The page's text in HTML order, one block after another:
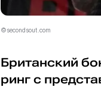
©secondsout.com
Британский
ринг с